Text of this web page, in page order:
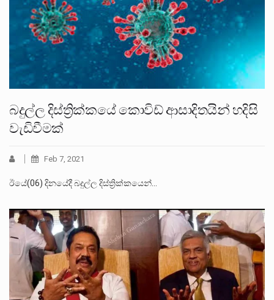
බදුල්ල දිස්ත්‍රික්කයේ කොවිඩ් ආසාදිතයින් හදිසි
වැඩිවීමක්
Feb 7, 2021
ඊයේ(06) දිනයේදී බදුල්ල දිස්ත්‍රික්කයෙන්…